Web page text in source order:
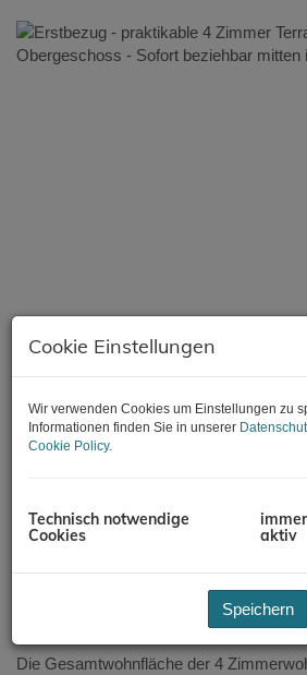
zur Vermietung gelangt diese
Top zentraler Lage Eisenstadt.
Die Gesamtwohnfläche der 4
Cookie Einstellungen
Wir verwenden Cookies um Einstellungen zu
Informationen finden Sie in unserer
Cookie Policy.
Technisch notwendige
Cookies
immer
aktiv
Speichern